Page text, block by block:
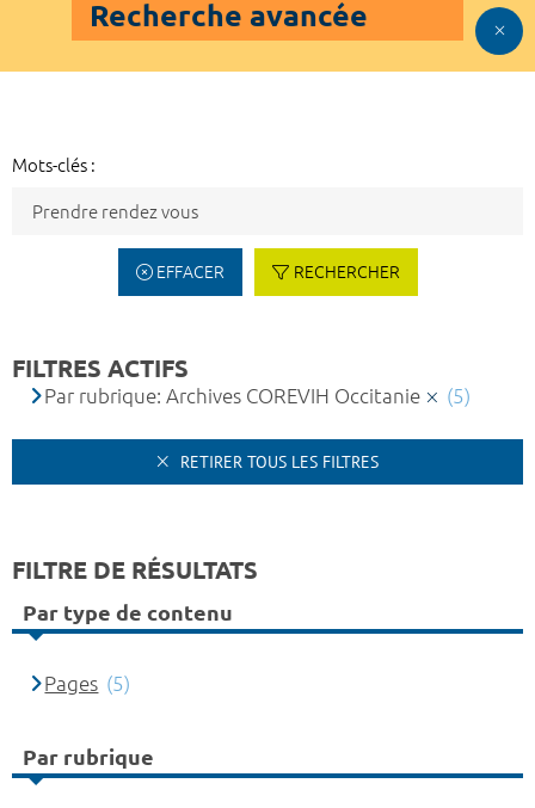
Recherche avancée
Mots-clés :
EFFACER RECHERCHER
FILTRES ACTIFS
Par rubrique: Archives COREVIH Occitanie (5)
RETIRER TOUS LES FILTRES
FILTRE DE RÉSULTATS
Par type de contenu
Pages (5)
Par rubrique